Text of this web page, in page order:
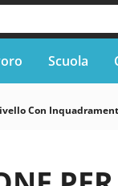
Scuola
Con